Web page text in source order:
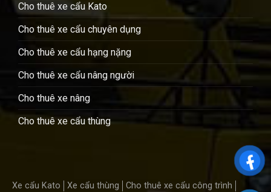
Cho thuê xe cẩu Kato
Cho thuê xe cẩu chuyên dụng
Cho thuê xe cẩu hạng nặng
Cho thuê xe cẩu nâng người
Cho thuê xe nâng
Cho thuê xe cẩu thùng
Xe cẩu Kato Xe cẩu thùng
Cho thuê xe cẩu công trình